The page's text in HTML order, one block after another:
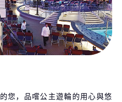
您，品嚐公主遊輪的用心與悠